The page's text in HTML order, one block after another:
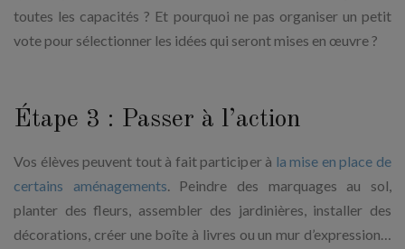
toutes les capacités ? Et pourquoi ne pas organiser un petit
vote pour sélectionner les idées qui seront mises en œuvre ?
Étape 3 : Passer à l’action
Vos élèves peuvent tout à fait participer à la mise en place de
certains aménagements. Peindre des marquages au sol,
planter des fleurs, assembler des jardinières, installer des
décorations, créer une boîte à livres ou un mur d’expression…